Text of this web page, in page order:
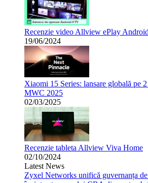
Recenzie video Allview ePlay
19/06/2024
Xiaomi 15 Series: lansare globală pe
MWC 2025
02/03/2025
Recenzie tableta Allview Viva Home
02/10/2024
Latest News
Zyxel Networks unifică guvernanța